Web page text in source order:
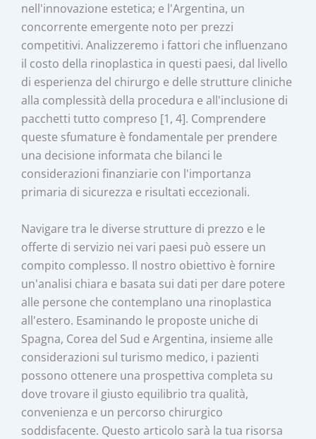
nell'innovazione estetica; e l'Argentina, un
concorrente emergente noto per prezzi
competitivi. Analizzeremo i fattori che influenzano
il costo della rinoplastica in questi paesi, dal livello
di esperienza del chirurgo e delle strutture cliniche
alla complessità della procedura e all'inclusione di
pacchetti tutto compreso [1, 4]. Comprendere
queste sfumature è fondamentale per prendere
una decisione informata che bilanci le
considerazioni finanziarie con l'importanza
primaria di sicurezza e risultati eccezionali.
Navigare tra le diverse strutture di prezzo e le
offerte di servizio nei vari paesi può essere un
compito complesso. Il nostro obiettivo è fornire
un'analisi chiara e basata sui dati per dare potere
alle persone che contemplano una rinoplastica
all'estero. Esaminando le proposte uniche di
Spagna, Corea del Sud e Argentina, insieme alle
considerazioni sul turismo medico, i pazienti
possono ottenere una prospettiva completa su
dove trovare il giusto equilibrio tra qualità,
convenienza e un percorso chirurgico
soddisfacente. Questo articolo sarà la tua risorsa